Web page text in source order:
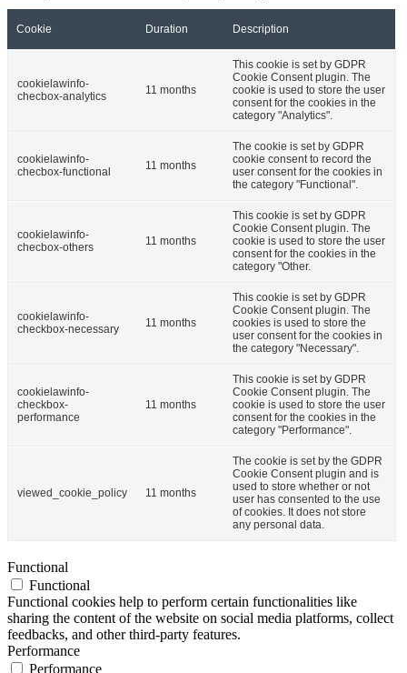
Cookie Duration Description
cookielawinfo-
checbox-analytics
11 months
This cookie is set by GDPR
Cookie Consent plugin. The
cookie is used to store the user
consent for the cookies in the
category "Analytics".
cookielawinfo-
checbox-functional
11 months
The cookie is set by GDPR
cookie consent to record the
user consent for the cookies in
the category "Functional".
cookielawinfo-
checbox-others
11 months
This cookie is set by GDPR
Cookie Consent plugin. The
cookie is used to store the user
consent for the cookies in the
category "Other.
cookielawinfo-
checkbox-necessary
11 months
This cookie is set by GDPR
Cookie Consent plugin. The
cookies is used to store the
user consent for the cookies in
the category "Necessary".
cookielawinfo-
checkbox-
performance
11 months
This cookie is set by GDPR
Cookie Consent plugin. The
cookie is used to store the user
consent for the cookies in the
category "Performance".
viewed_cookie_policy 11 months
The cookie is set by the GDPR
Cookie Consent plugin and is
used to store whether or not
user has consented to the use
of cookies. It does not store
any personal data.
Functional
Functional
Functional cookies help to perform certain functionalities like
sharing the content of the website on social media platforms, collect
feedbacks, and other third-party features.
Performance
Performance